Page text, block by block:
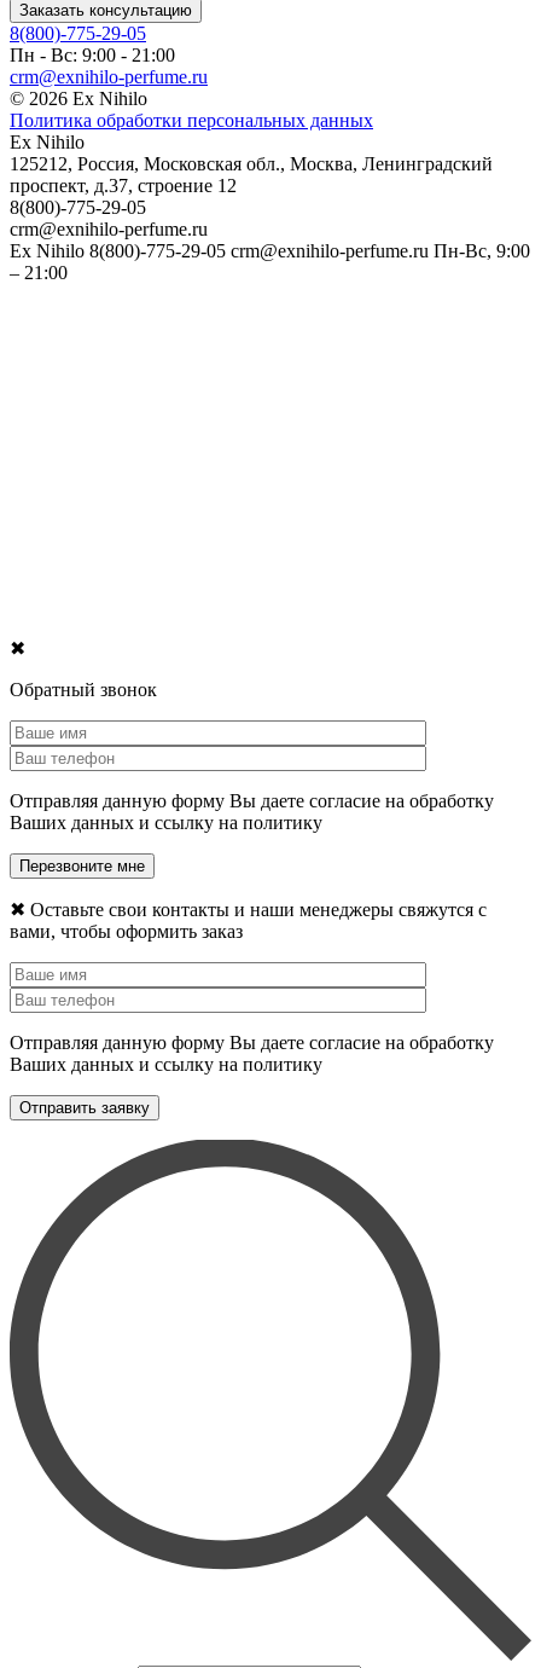
Заказать консультацию
8(800)-775-29-05
Пн - Вс: 9:00 - 21:00
crm@exnihilo-perfume.ru
© 2026 Ex Nihilo
Политика обработки персональных данных
Ex Nihilo
125212, Россия, Московская обл., Москва, Ленинградский
проспект, д.37, строение 12
8(800)-775-29-05
crm@exnihilo-perfume.ru
Ex Nihilo 8(800)-775-29-05 crm@exnihilo-perfume.ru Пн-Вс, 9:00
– 21:00
✖
Обратный звонок
Отправляя данную форму Вы даете согласие на обработку
Ваших данных и ссылку на политику
✖ Оставьте свои контакты и наши менеджеры свяжутся с
вами, чтобы оформить заказ
Отправляя данную форму Вы даете согласие на обработку
Ваших данных и ссылку на политику